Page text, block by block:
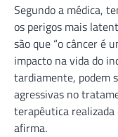
Segundo a médica,
os perigos mais
são que “o câncer é
impacto na vida do
tardiamente, podem
agressivas no
terapêutica realizada
afirma.